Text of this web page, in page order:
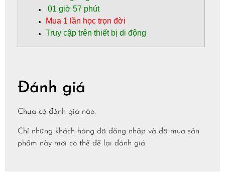
01 giờ 57 phút
Mua 1 lần học trọn đời
Truy cập trên thiết bị di động
Đánh giá
Chưa có đánh giá nào.
Chỉ những khách hàng đã đăng nhập và đã mua sản
phẩm này mới có thể để lại đánh giá.